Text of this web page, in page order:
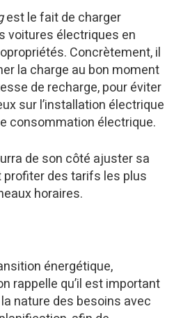
est le fait de charger
voitures électriques en
Concrètement, il
la charge au bon moment
de recharge, pour éviter
sur l’installation électrique
consommation électrique.
de son côté ajuster sa
des tarifs les plus
horaires.
énergétique,
rappelle qu’il est important
nature des besoins avec